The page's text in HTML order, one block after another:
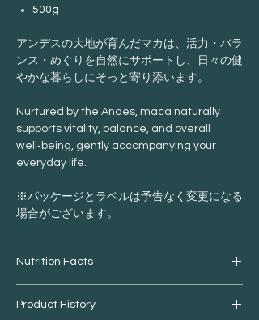
500g
アンデスの大地が育んだマカは、活力・バラ
ンス・めぐりを自然にサポートし、日々の健
やかな暮らしにそっと寄り添います。
Nurtured by the Andes, maca naturally
supports vitality, balance, and overall
well‑being, gently accompanying your
everyday life.
※パッケージとラベルは予告なく変更になる
場合がございます。
Nutrition Facts
Product History